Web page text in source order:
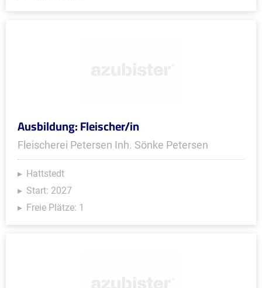
Ausbildung: Fleischer/in
Fleischerei Petersen Inh. Sönke Petersen
Hattstedt
Start: 2027
Freie Plätze: 1